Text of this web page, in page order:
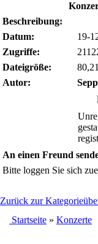
Beschreibung:
Datum:
19-
Zugriffe:
Dateigröße:
Autor:
An einen Freund
Bitte loggen Sie sich
Zurück zur
Startseite » Konzerte